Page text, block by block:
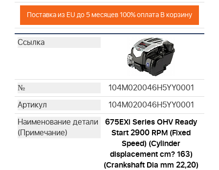
Поставка из EU до 5 месяцев 100% оплата В корзину
104M020046H5YY0001
104M020046H5YY0001
675EXi Series OHV Ready
Start 2900 RPM (Fixed
Speed) (Cylinder
displacement cm? 163)
(Crankshaft Dia mm 22,20)